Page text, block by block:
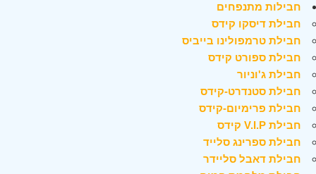
חבילות מתנפחים
חבילת דיסקו קידס
חבילת טרמפולינו בייביס
חבילת ספורט קידס
חבילת ג'וניור
חבילת סטנדרט-קידס
חבילת פרימיום-קידס
חבילת V.I.P קידס
חבילת ספרינג סלייד
חבילת דאבל סליידר